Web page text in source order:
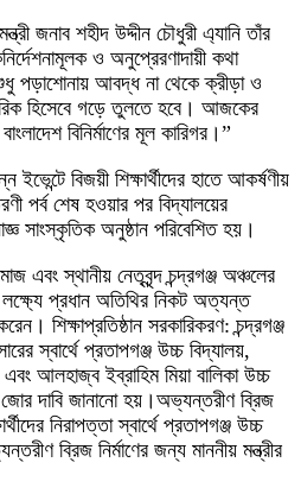
জনাব শহীদ উদ্দীন চৌধুরী এ্যানি তাঁর
ও অনুপ্রেরণাদায়ী কথা
শুধু পড়াশোনায় আবদ্ধ না থেকে ক্রীড়া ও
হিসেবে গড়ে তুলতে হবে। আজকের
বিনির্মাণের মূল কারিগর।”
বিজয়ী শিক্ষার্থীদের হাতে আকর্ষণীয়
পর্ব শেষ হওয়ার পর বিদ্যালয়ের
সাংস্কৃতিক অনুষ্ঠান পরিবেশিত হয়।
এবং স্থানীয় নেতৃবৃন্দ চন্দ্রগঞ্জ অঞ্চলের
প্রধান অতিথির নিকট অত্যন্ত
শিক্ষাপ্রতিষ্ঠান সরকারিকরণ: চন্দ্রগঞ্জ
স্বার্থে প্রতাপগঞ্জ উচ্চ বিদ্যালয়,
আলহাজ্ব ইব্রাহিম মিয়া বালিকা উচ্চ
দাবি জানানো হয়।অভ্যন্তরীণ ব্রিজ
নিরাপত্তা স্বার্থে প্রতাপগঞ্জ উচ্চ
ব্রিজ নির্মাণের জন্য মাননীয় মন্ত্রীর